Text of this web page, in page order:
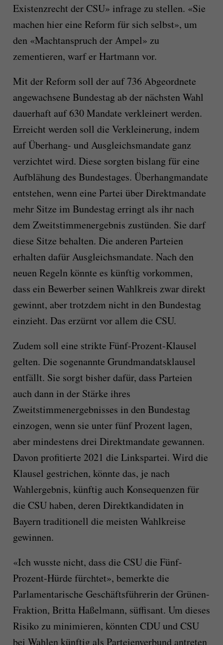
Existenzrecht der CSU» infrage zu stellen. «Sie
machen hier eine Reform für sich selbst», um
den «Machtanspruch der Ampel» zu
zementieren, warf er Hartmann vor.
Mit der Reform soll der auf 736 Abgeordnete
angewachsene Bundestag ab der nächsten Wahl
dauerhaft auf 630 Mandate verkleinert werden.
Erreicht werden soll die Verkleinerung, indem
auf Überhang- und Ausgleichsmandate ganz
verzichtet wird. Diese sorgten bislang für eine
Aufblähung des Bundestages. Überhangmandate
entstehen, wenn eine Partei über Direktmandate
mehr Sitze im Bundestag erringt als ihr nach
dem Zweitstimmenergebnis zustünden. Sie darf
diese Sitze behalten. Die anderen Parteien
erhalten dafür Ausgleichsmandate. Nach den
neuen Regeln könnte es künftig vorkommen,
dass ein Bewerber seinen Wahlkreis zwar direkt
gewinnt, aber trotzdem nicht in den Bundestag
einzieht. Das erzürnt vor allem die CSU.
Zudem soll eine strikte Fünf-Prozent-Klausel
gelten. Die sogenannte Grundmandatsklausel
entfällt. Sie sorgt bisher dafür, dass Parteien
auch dann in der Stärke ihres
Zweitstimmenergebnisses in den Bundestag
einzogen, wenn sie unter fünf Prozent lagen,
aber mindestens drei Direktmandate gewannen.
Davon profitierte 2021 die Linkspartei. Wird die
Klausel gestrichen, könnte das, je nach
Wahlergebnis, künftig auch Konsequenzen für
die CSU haben, deren Direktkandidaten in
Bayern traditionell die meisten Wahlkreise
gewinnen.
«Ich wusste nicht, dass die CSU die Fünf-
Prozent-Hürde fürchtet», bemerkte die
Parlamentarische Geschäftsführerin der Grünen-
Fraktion, Britta Haßelmann, süffisant. Um dieses
Risiko zu minimieren, könnten CDU und CSU
bei Wahlen künftig als Parteienverbund antreten